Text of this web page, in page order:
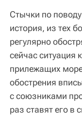
Стычки по
история, из тех
регулярно
сейчас ситуация
прилежащих
обострения
с союзниками
раз ставят его в